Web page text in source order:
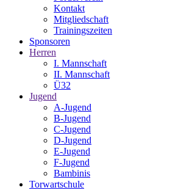
Kontakt
Mitgliedschaft
Trainingszeiten
Sponsoren
Herren
I. Mannschaft
II. Mannschaft
Ü32
Jugend
A-Jugend
B-Jugend
C-Jugend
D-Jugend
E-Jugend
F-Jugend
Bambinis
Torwartschule